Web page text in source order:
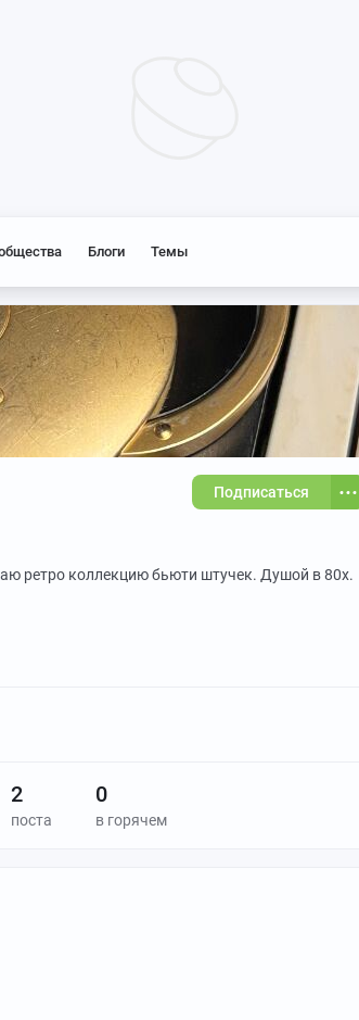
Блоги Темы
Подписаться
ретро коллекцию бьюти штучек. Душой в 80х.
2
поста
0
в горячем